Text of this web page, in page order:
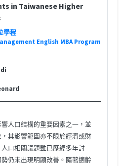
in Taiwanese Higher
學程
English MBA Program
人口結構的重要因素之一，並
其影響範圍亦不限於經濟或財
口相關議題雖已歷經多年討
仍未出現明顯改善。隨著適齡